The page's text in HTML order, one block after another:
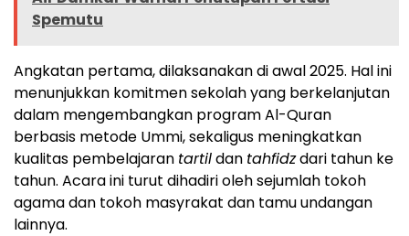
Spemutu
Angkatan pertama, dilaksanakan di awal 2025. Hal ini
menunjukkan komitmen sekolah yang berkelanjutan
dalam mengembangkan program Al-Quran
berbasis metode Ummi, sekaligus meningkatkan
kualitas pembelajaran tartildan tahfidzdari tahun ke
tahun. Acara ini turut dihadiri oleh sejumlah tokoh
agama dan tokoh masyrakat dan tamu undangan
lainnya.